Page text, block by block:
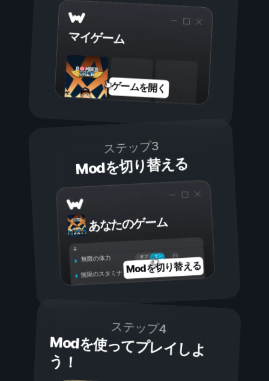
マイゲーム
ゲームを開く
ステップ3
Modを切り替える
あなたのゲーム
オン
オフ
無限の体力
無限のスタミナ Modを切り替える
ステップ4
Modを使ってプレイしよ
う！